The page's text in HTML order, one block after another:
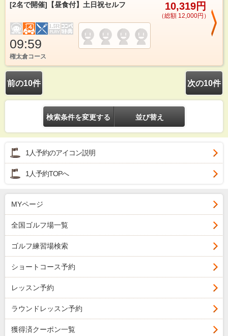
[2名で開催]【昼食付】土日祝セルフ 10,319円
（総額 12,000円）
09:59
権太倉コース
前の10件 次の10件
検索条件を変更する 並び替え
1人予約のアイコン説明
1人予約TOPへ
MYページ
全国ゴルフ場一覧
ゴルフ練習場検索
ショートコース予約
レッスン予約
ラウンドレッスン予約
獲得済クーポン一覧